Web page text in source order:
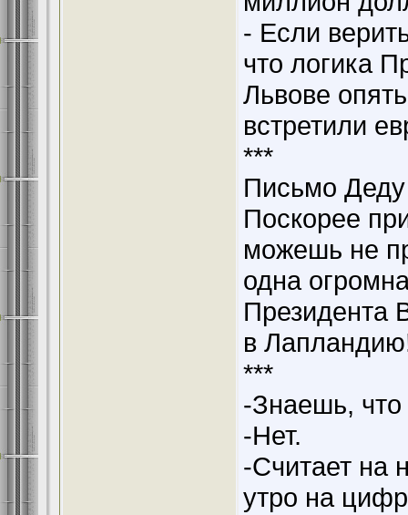
- Если
что логика
Львове
встретили
***
Письмо
Поскорее
можешь не
одна
Президента
в
***
-Знаешь,
-Нет.
-Считает на
утро на